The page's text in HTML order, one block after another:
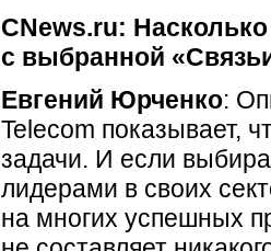
CNews.ru:
с выбранной
Евгений Юрченко:
Telecom показывает,
задачи. И если
лидерами в своих
на многих успешных